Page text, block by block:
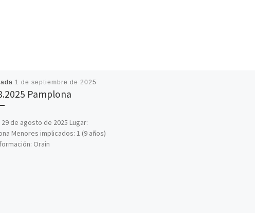
1 de septiembre de 2025
Pamplona
29 de agosto de 2025 Lugar:
Menores implicados: 1 (9 años)
Orain